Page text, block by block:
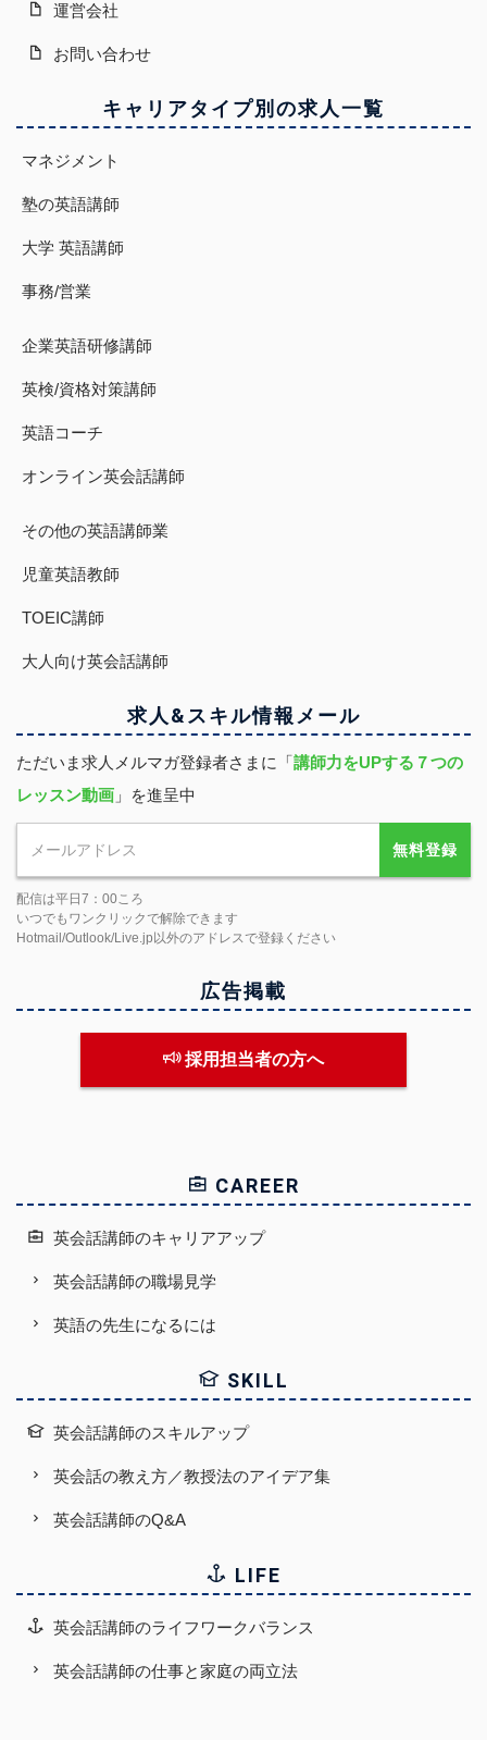
運営会社
お問い合わせ
キャリアタイプ別の求人一覧
マネジメント
塾の英語講師
大学 英語講師
事務/営業
企業英語研修講師
英検/資格対策講師
英語コーチ
オンライン英会話講師
その他の英語講師業
児童英語教師
TOEIC講師
大人向け英会話講師
求人&スキル情報 メール
ただいま求人メルマガ登録者さまに「講師力をUPする７つの
レッスン動画 」を進呈中
無料登録
配信は平日7：00ころ
いつでもワンクリックで解除できます
Hotmail/Outlook/Live.jp以外のアドレスで登録ください
広告掲載
採用担当者の方へ
CAREER
英会話講師のキャリアアップ
英会話講師の職場見学
英語の先生になるには
SKILL
英会話講師のスキルアップ
英会話の教え方／教授法のアイデア集
英会話講師のQ&A
LIFE
英会話講師のライフワークバランス
英会話講師の仕事と家庭の両立法